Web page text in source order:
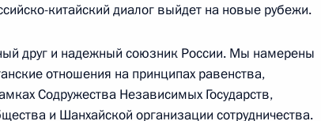
православной церкви
лавра
китайский диалог выйдет на новые рубежи.
друг и надежный союзник России. Мы намерены
отношения на принципах равенства,
Содружества Независимых Государств,
и Шанхайской организации сотрудничества.